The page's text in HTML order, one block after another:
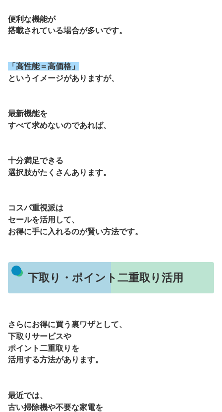
便利な機能が
搭載されている場合が多いです。
「高性能＝高価格」
というイメージがありますが、
最新機能を
すべて求めないのであれば、
十分満足できる
選択肢がたくさんあります。
コスパ重視派は
セールを活用して、
お得に手に入れるのが賢い方法です。
下取り・ポイント二重取り活用
さらにお得に買う裏ワザとして、
下取りサービスや
ポイント二重取りを
活用する方法があります。
最近では、
古い掃除機や不要な家電を